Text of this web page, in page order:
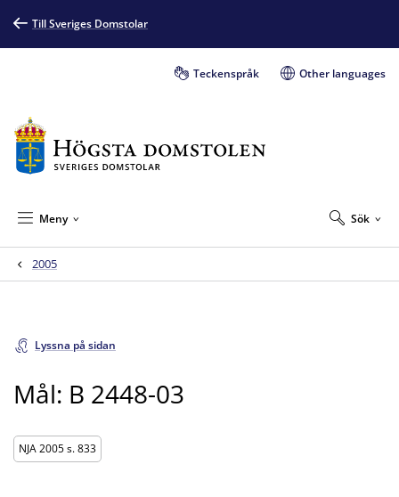
Till Sveriges Domstolar
Teckenspråk Other languages
Sök
Meny
2005
Lyssna på sidan
Mål: B 2448-03
NJA 2005 s. 833